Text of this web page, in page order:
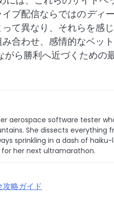
ブ配信ならではのディ
て異なり、それらを感
合わせ、感情的なベッ
がら勝利へ近づくための
aerospace software tester
She dissects everything
sprinkling in a dash of haiku-
her next ultramarathon.
略ガイド